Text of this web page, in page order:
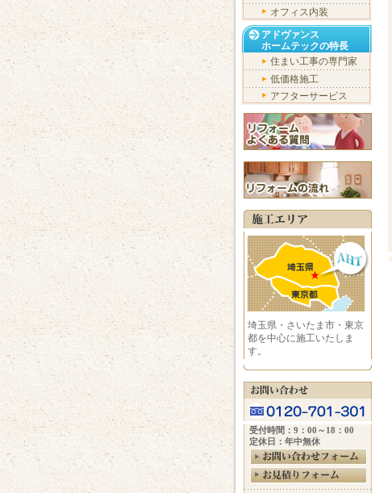
オフィス内装
アドヴァンス
ホームテックの特長
住まい工事の専門家
低価格施工
アフターサービス
埼玉県・さいたま市・東京
都を中心に施工いたしま
す。
受付時間：9：00～18：00
定休日：年中無休